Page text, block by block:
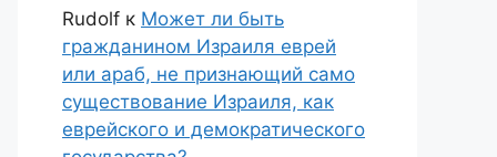
Rudolf к Может ли быть
гражданином Израиля еврей
или араб, не признающий само
существование Израиля, как
еврейского и демократического